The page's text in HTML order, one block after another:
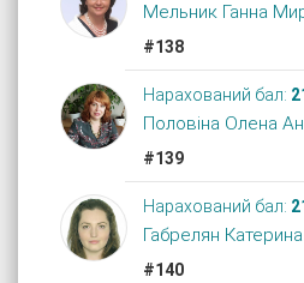
Мельник Ганна
#138
Нарахований бал:
Половіна Олена
#139
Нарахований бал:
Габрелян Катерина
#140